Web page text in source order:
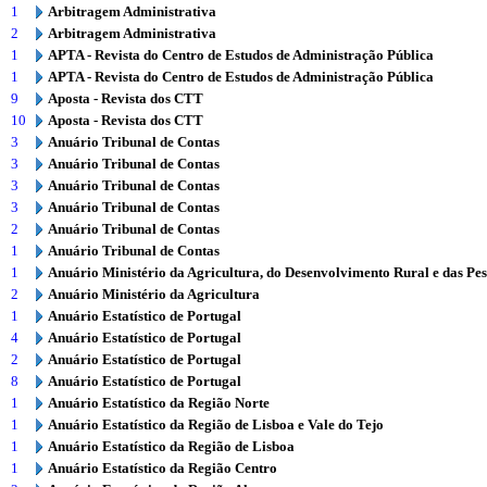
1
Arbitragem Administrativa
2
Arbitragem Administrativa
1
APTA - Revista do Centro de Estudos de Administração Pública
1
APTA - Revista do Centro de Estudos de Administração Pública
9
Aposta - Revista dos CTT
10
Aposta - Revista dos CTT
3
Anuário Tribunal de Contas
3
Anuário Tribunal de Contas
3
Anuário Tribunal de Contas
3
Anuário Tribunal de Contas
2
Anuário Tribunal de Contas
1
Anuário Tribunal de Contas
1
Anuário Ministério da Agricultura, do Desenvolvimento Rural e das
2
Anuário Ministério da Agricultura
1
Anuário Estatístico de Portugal
4
Anuário Estatístico de Portugal
2
Anuário Estatístico de Portugal
8
Anuário Estatístico de Portugal
1
Anuário Estatístico da Região Norte
1
Anuário Estatístico da Região de Lisboa e Vale do Tejo
1
Anuário Estatístico da Região de Lisboa
1
Anuário Estatístico da Região Centro